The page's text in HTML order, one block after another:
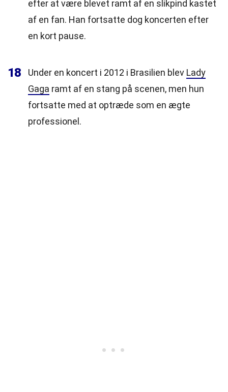
efter at være blevet ramt af en slikpind kastet
af en fan. Han fortsatte dog koncerten efter
en kort pause.
18 Under en koncert i 2012 i Brasilien blev Lady
Gaga ramt af en stang på scenen, men hun
fortsatte med at optræde som en ægte
professionel.